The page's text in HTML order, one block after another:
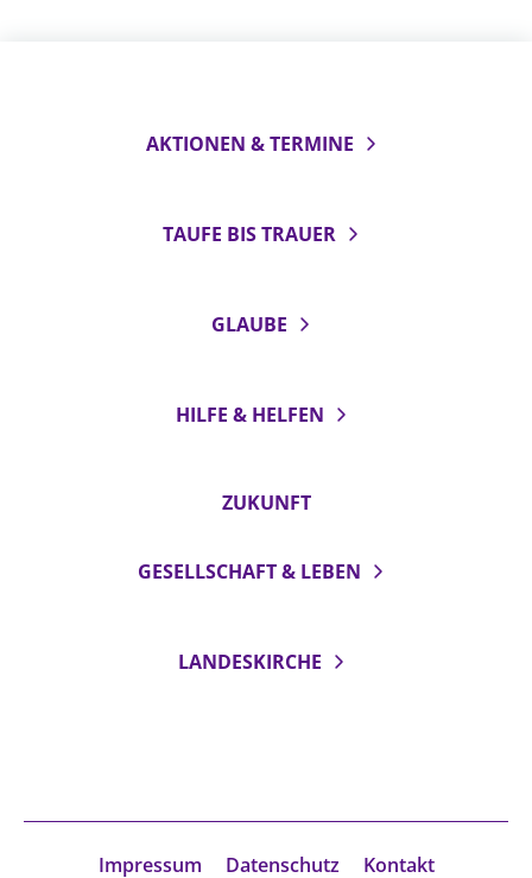
AKTIONEN & TERMINE
TAUFE BIS TRAUER
GLAUBE
HILFE & HELFEN
ZUKUNFT
GESELLSCHAFT & LEBEN
LANDESKIRCHE
Impressum Datenschutz Kontakt